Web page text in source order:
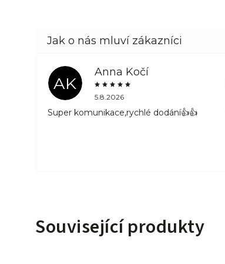
AK
Anna Kočí
5.8.2026
Super komunikace,rychlé dodání👍👍
Související produkty